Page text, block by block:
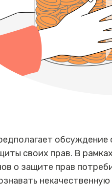
своих прав. В
о защите прав